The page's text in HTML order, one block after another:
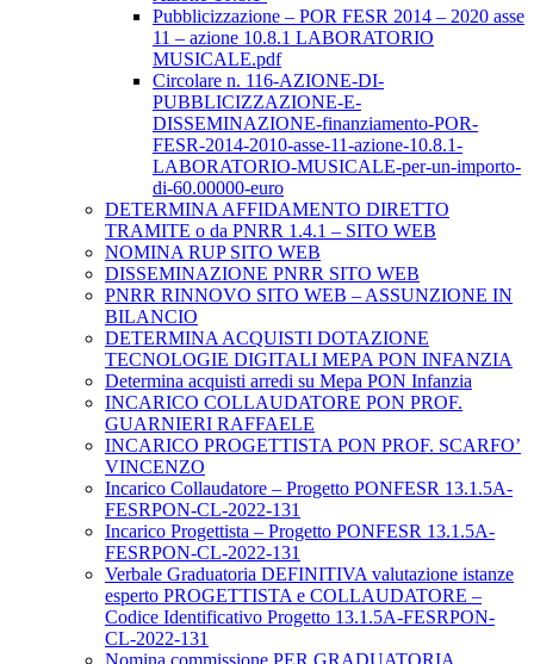
Pubblicizzazione – POR FESR 2014 – 2020 asse
11 – azione 10.8.1 LABORATORIO
MUSICALE.pdf
Circolare n. 116-AZIONE-DI-
PUBBLICIZZAZIONE-E-
DISSEMINAZIONE-finanziamento-POR-
FESR-2014-2010-asse-11-azione-10.8.1-
LABORATORIO-MUSICALE-per-un-importo-
di-60.00000-euro
DETERMINA AFFIDAMENTO DIRETTO
TRAMITE o da PNRR 1.4.1 – SITO WEB
NOMINA RUP SITO WEB
DISSEMINAZIONE PNRR SITO WEB
PNRR RINNOVO SITO WEB – ASSUNZIONE IN
BILANCIO
DETERMINA ACQUISTI DOTAZIONE
TECNOLOGIE DIGITALI MEPA PON INFANZIA
Determina acquisti arredi su Mepa PON Infanzia
INCARICO COLLAUDATORE PON PROF.
GUARNIERI RAFFAELE
INCARICO PROGETTISTA PON PROF. SCARFO’
VINCENZO
Incarico Collaudatore – Progetto PONFESR 13.1.5A-
FESRPON-CL-2022-131
Incarico Progettista – Progetto PONFESR 13.1.5A-
FESRPON-CL-2022-131
Verbale Graduatoria DEFINITIVA valutazione istanze
esperto PROGETTISTA e COLLAUDATORE –
Codice Identificativo Progetto 13.1.5A-FESRPON-
CL-2022-131